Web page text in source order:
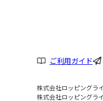
ご利用ガイド
株式会社ロッピングラ
株式会社ロッピングラ